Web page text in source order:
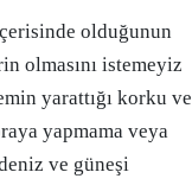
olduğunun
olmasını istemeyiz
yarattığı korku ve
yapmama veya
ve güneşi